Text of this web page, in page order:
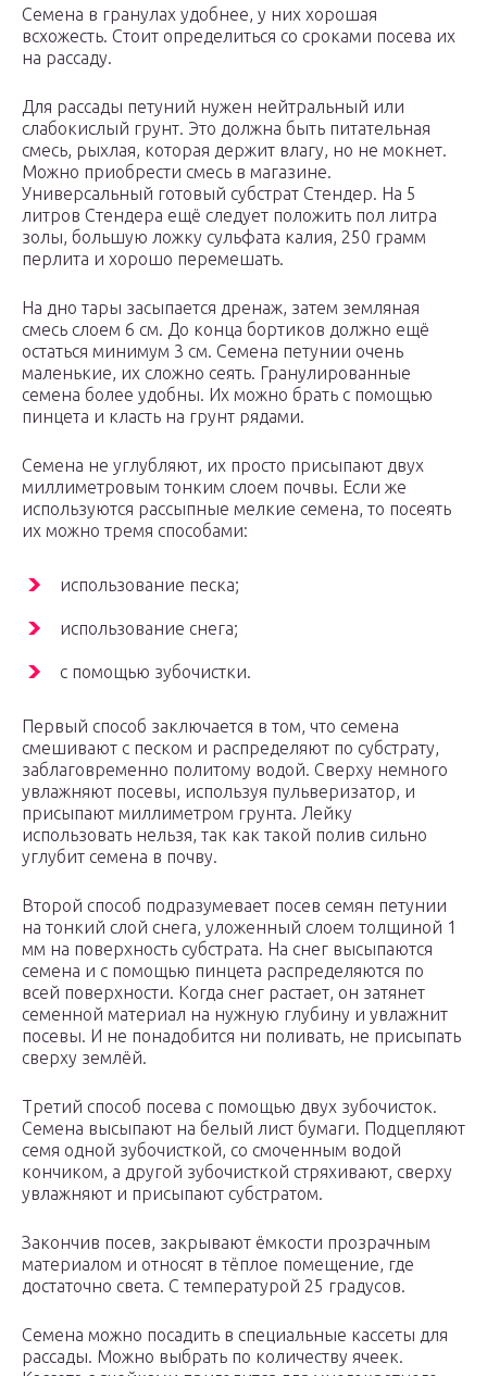
Семена в гранулах удобнее, у них хорошая
всхожесть. Стоит определиться со сроками посева их
на рассаду.
Для рассады петуний нужен нейтральный или
слабокислый грунт. Это должна быть питательная
смесь, рыхлая, которая держит влагу, но не мокнет.
Можно приобрести смесь в магазине.
Универсальный готовый субстрат Стендер. На 5
литров Стендера ещё следует положить пол литра
золы, большую ложку сульфата калия, 250 грамм
перлита и хорошо перемешать.
На дно тары засыпается дренаж, затем земляная
смесь слоем 6 см. До конца бортиков должно ещё
остаться минимум 3 см. Семена петунии очень
маленькие, их сложно сеять. Гранулированные
семена более удобны. Их можно брать с помощью
пинцета и класть на грунт рядами.
Семена не углубляют, их просто присыпают двух
миллиметровым тонким слоем почвы. Если же
используются рассыпные мелкие семена, то посеять
их можно тремя способами:
использование песка;
использование снега;
с помощью зубочистки.
Первый способ заключается в том, что семена
смешивают с песком и распределяют по субстрату,
заблаговременно политому водой. Сверху немного
увлажняют посевы, используя пульверизатор, и
присыпают миллиметром грунта. Лейку
использовать нельзя, так как такой полив сильно
углубит семена в почву.
Второй способ подразумевает посев семян петунии
на тонкий слой снега, уложенный слоем толщиной 1
мм на поверхность субстрата. На снег высыпаются
семена и с помощью пинцета распределяются по
всей поверхности. Когда снег растает, он затянет
семенной материал на нужную глубину и увлажнит
посевы. И не понадобится ни поливать, не присыпать
сверху землёй.
Третий способ посева с помощью двух зубочисток.
Семена высыпают на белый лист бумаги. Подцепляют
семя одной зубочисткой, со смоченным водой
кончиком, а другой зубочисткой стряхивают, сверху
увлажняют и присыпают субстратом.
Закончив посев, закрывают ёмкости прозрачным
материалом и относят в тёплое помещение, где
достаточно света. С температурой 25 градусов.
Семена можно посадить в специальные кассеты для
рассады. Можно выбрать по количеству ячеек.